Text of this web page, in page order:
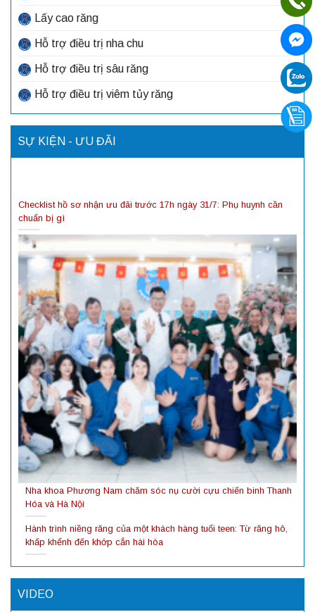
Lấy cao răng
Hỗ trợ điều trị nha chu
Hỗ trợ điều trị sâu răng
Hỗ trợ điều trị viêm tủy răng
SỰ KIỆN - ƯU ĐÃI
Checklist hồ sơ nhận ưu đãi trước 17h ngày 31/7: Phụ huynh cần
chuẩn bị gì
Nha khoa Phương Nam chăm sóc nụ cười cựu chiến binh Thanh
Hóa và Hà Nội
Hành trình niềng răng của một khách hàng tuổi teen: Từ răng hô,
khấp khểnh đến khớp cắn hài hòa
VIDEO